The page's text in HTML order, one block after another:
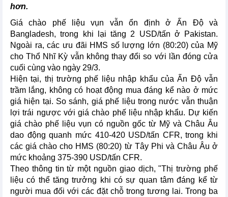
hơn.
Giá chào phế liệu vụn vẫn ổn định ở Ấn Độ và
Bangladesh, trong khi lại tăng 2 USD/tấn ở Pakistan.
Ngoài ra, các ưu đãi HMS số lượng lớn (80:20) của Mỹ
cho Thổ Nhĩ Kỳ vẫn không thay đổi so với lần đóng cửa
cuối cùng vào ngày 29/3.
Hiện tại, thị trường phế liệu nhập khẩu của Ấn Độ vẫn
trầm lắng, không có hoạt động mua đáng kể nào ở mức
giá hiện tại. So sánh, giá phế liệu trong nước vẫn thuận
lợi trái ngược với giá chào phế liệu nhập khẩu. Dự kiến
giá chào phế liệu vụn có nguồn gốc từ Mỹ và Châu Âu
dao động quanh mức 410-420 USD/tấn CFR, trong khi
các giá chào cho HMS (80:20) từ Tây Phi và Châu Âu ở
mức khoảng 375-390 USD/tấn CFR.
Theo thông tin từ một nguồn giao dịch, "Thị trường phế
liệu có thể tăng trưởng khi có sự quan tâm đáng kể từ
người mua đối với các đặt chỗ trong tương lai. Trong ba